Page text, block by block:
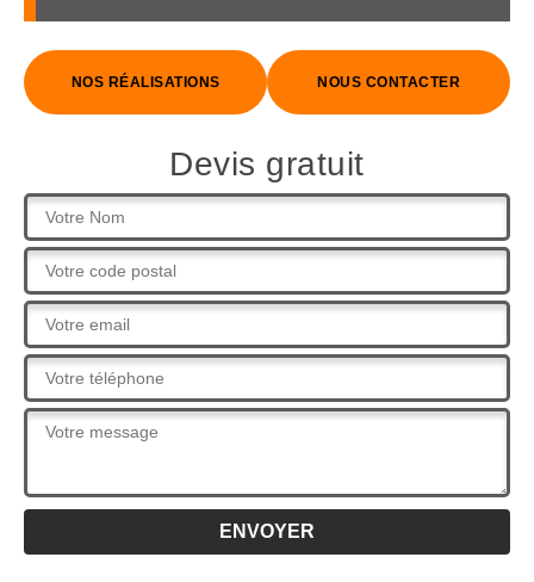
NOS RÉALISATIONS NOUS CONTACTER
Devis gratuit